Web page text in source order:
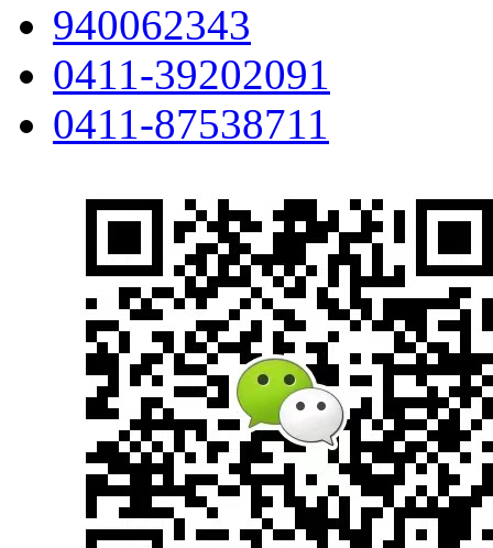
940062343
0411-39202091
0411-87538711